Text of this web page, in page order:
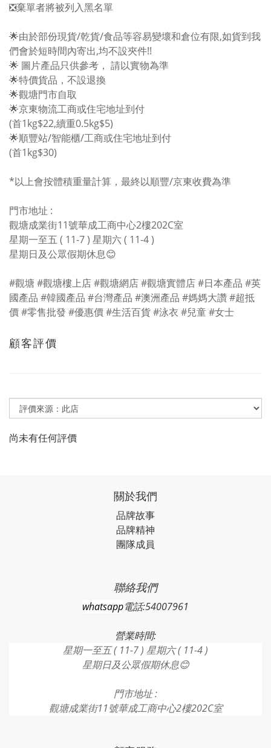
❎棄單者將被列入黑名單
🌟由於部份現貨/乾貨/食品等容易變壞和倉位有限,如貨到我
們會於短時間內寄出,均不設夾件!!
🌟 圖片產品只供參考， 請以實物為準
🌟特價貨品，不設退換
🌟觀塘門市自取
🌟京東物流工商或住宅地址到付
(首1kg$22,續重0.5kg$5)
🌟順豐站/智能櫃/工商或住宅地址到付
(首1kg$30)
*以上會按體積重量計算，最終以順豐/京東收費為準
門市地址 :
觀塘成業街11號華成工商中心2樓202C室
星期一至五 ( 11-7 ) 星期六 ( 11-4 )
星期日及公眾假期休息😊
#觀塘 #觀塘樓上店 #觀塘網店 #觀塘實體店 #日本產品 #英
國產品 #韓國產品 #台灣產品 #澳洲產品 #媽媽大讚 #超抵
價 #零售批發 #優惠價 #生活百貨 #泳衣 #兒童 #女士
顧客評價
尚未有任何評價
關於我們
品牌故事
品牌精神
團隊成員
聯絡我們
whatsapp電話:54007961
營業時間:
星期一至五 ( 11-7 ) 星期六 ( 11-4 )
星期日及公眾假期休息😊
門市地址 :
觀塘成業街11號華成工商中心2樓202C室